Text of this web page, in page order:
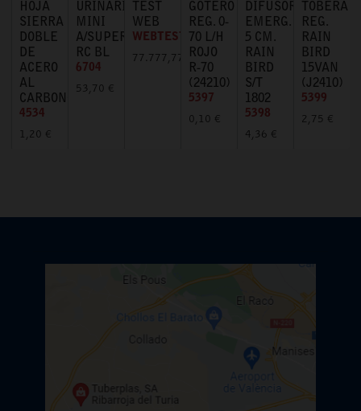
HOJA
SIERRA
DOBLE
DE
ACERO
AL
CARBONO
4534
1,20 €
URINARIO
MINI
A/SUPERIOR
RC BL
6704
53,70 €
TEST
WEB
WEBTEST
77.777,77 €
GOTERO
REG. 0-
70 L/H
ROJO
R-70
(24210)
5397
0,10 €
DIFUSOR
EMERG.
5 CM.
RAIN
BIRD
S/T
1802
5398
4,36 €
TOBERA
REG.
RAIN
BIRD
15VAN
(J2410)
5399
2,75 €